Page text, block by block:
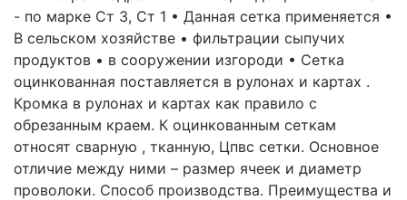
- по марке Ст 3, Ст 1 • Данная сетка применяется •
В сельском хозяйстве • фильтрации сыпучих
продуктов • в сооружении изгороди • Сетка
оцинкованная поставляется в рулонах и картах .
Кромка в рулонах и картах как правило с
обрезанным краем. К оцинкованным сеткам
относят сварную , тканную, Цпвс сетки. Основное
отличие между ними – размер ячеек и диаметр
проволоки. Способ производства. Преимущества и